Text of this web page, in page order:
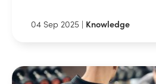
04 Sep 2025 | Knowledge